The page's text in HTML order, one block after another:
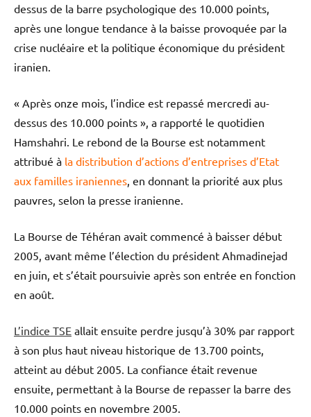
dessus de la barre psychologique des 10.000 points,
après une longue tendance à la baisse provoquée par la
crise nucléaire et la politique économique du président
iranien.
« Après onze mois, l’indice est repassé mercredi au-
dessus des 10.000 points », a rapporté le quotidien
Hamshahri. Le rebond de la Bourse est notamment
attribué à la distribution d’actions d’entreprises d’Etat
aux familles iraniennes , en donnant la priorité aux plus
pauvres, selon la presse iranienne.
La Bourse de Téhéran avait commencé à baisser début
2005, avant même l’élection du président Ahmadinejad
en juin, et s’était poursuivie après son entrée en fonction
en août.
L’indice TSE allait ensuite perdre jusqu’à 30% par rapport
à son plus haut niveau historique de 13.700 points,
atteint au début 2005. La confiance était revenue
ensuite, permettant à la Bourse de repasser la barre des
10.000 points en novembre 2005.